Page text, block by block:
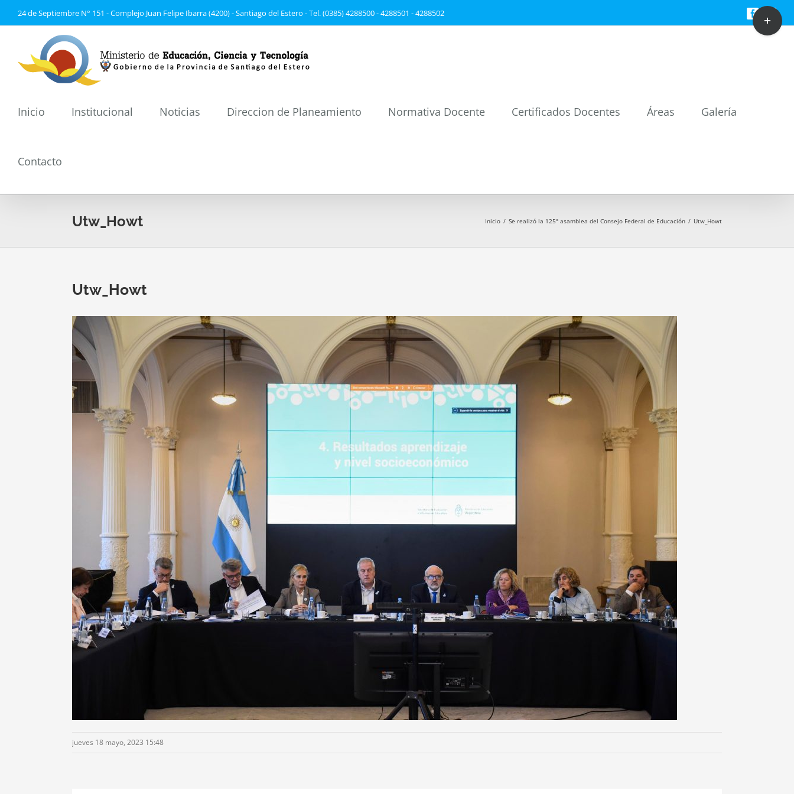
al
24 de Septiembre N° 151 - Complejo Juan Felipe Ibarra (4200) - Santiago del Estero - Tel. (0385) 4288500 - 4288501 - 4288502 Facebook
Inicio Institucional Noticias Direccion de Planeamiento Normativa Docente Certificados Docentes Áreas Galería
Contacto
Utw_Howt Inicio / Se realizó la 125° asamblea del Consejo Federal de Educación / Utw_Howt
Utw_Howt
jueves 18 mayo, 2023 15:48
Toggle
Sliding